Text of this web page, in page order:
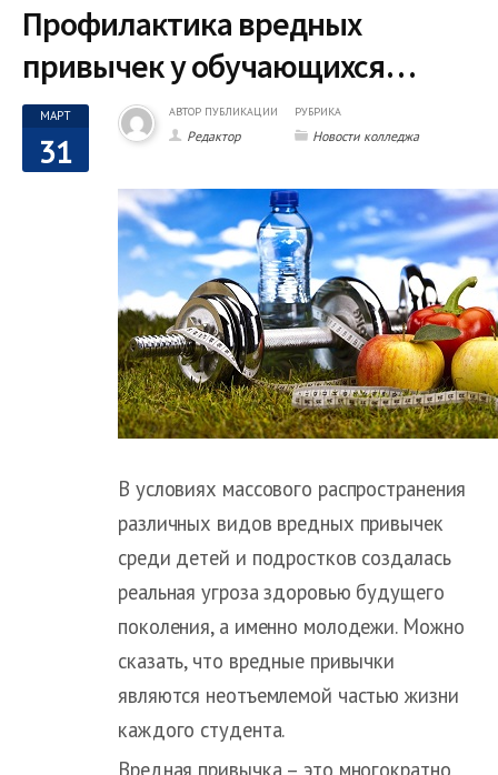
Профилактика вредных
привычек у обучающихся…
МАРТ
31
АВТОР ПУБЛИКАЦИИ
Редактор
РУБРИКА
Новости колледжа
В условиях массового распространения
различных видов вредных привычек
среди детей и подростков создалась
реальная угроза здоровью будущего
поколения, а именно молодежи. Можно
сказать, что вредные привычки
являются неотъемлемой частью жизни
каждого студента.
Вредная привычка – это многократно